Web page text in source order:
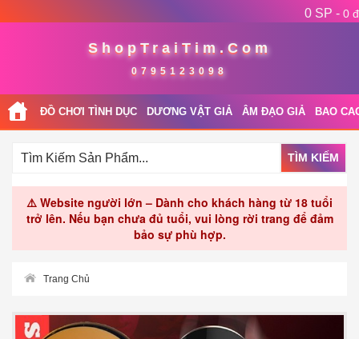
0 SP - 0 đ
ShopTraiTim.Com
0795123098
ĐỒ CHƠI TÌNH DỤC DƯƠNG VẬT GIẢ ÂM ĐẠO GIẢ BAO
TÌM KIẾM
⚠️ Website người lớn – Dành cho khách hàng từ 18 tuổi
trở lên. Nếu bạn chưa đủ tuổi, vui lòng rời trang để đảm
bảo sự phù hợp.
Trang Chủ